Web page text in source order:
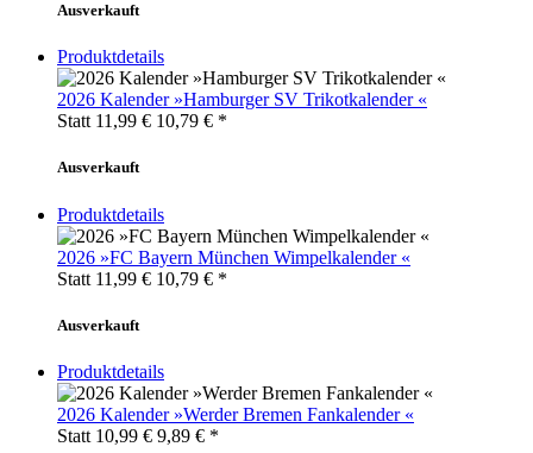
Ausverkauft
Produktdetails
2026 Kalender »Hamburger SV Trikotkalender «
Statt 11,99 € 10,79 € *
Ausverkauft
Produktdetails
2026 »FC Bayern München Wimpelkalender «
Statt 11,99 € 10,79 € *
Ausverkauft
Produktdetails
2026 Kalender »Werder Bremen Fankalender «
Statt 10,99 € 9,89 € *